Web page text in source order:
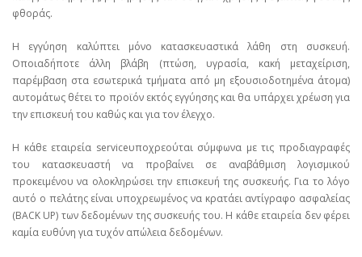
φθοράς.
Η εγγύηση καλύπτει μόνο κατασκευαστικά λάθη στη συσκευή.
Οποιαδήποτε άλλη βλάβη (πτώση, υγρασία, κακή μεταχείριση,
παρέμβαση στα εσωτερικά τμήματα από μη εξουσιοδοτημένα άτομα)
αυτομάτως θέτει το προϊόν εκτός εγγύησης και θα υπάρχει χρέωση για
την επισκευή του καθώς και για τον έλεγχο.
Η κάθε εταιρεία serviceυποχρεούται σύμφωνα με τις προδιαγραφές
του κατασκευαστή να προβαίνει σε αναβάθμιση λογισμικού
προκειμένου να ολοκληρώσει την επισκευή της συσκευής. Για το λόγο
αυτό ο πελάτης είναι υποχρεωμένος να κρατάει αντίγραφο ασφαλείας
(BACK UP) των δεδομένων της συσκευής του. Η κάθε εταιρεία δεν φέρει
καμία ευθύνη για τυχόν απώλεια δεδομένων.